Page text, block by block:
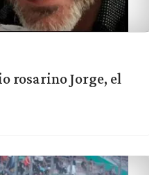
rosarino Jorge, el